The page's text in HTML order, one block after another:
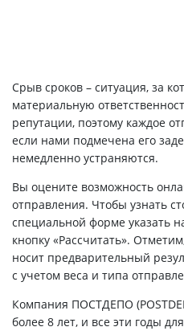
Срыв сроков – ситуация, за
материальную
репутации, поэтому каждое
если нами подмечена его
немедленно устраняются.
Вы оцените возможность
отправления. Чтобы узнать
специальной форме указать
кнопку «Рассчитать».
носит предварительный
с учетом веса и типа
Компания ПОСТДЕПО
более 8 лет, и все эти годы